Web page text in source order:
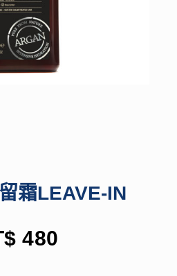
霜LEAVE-IN
480